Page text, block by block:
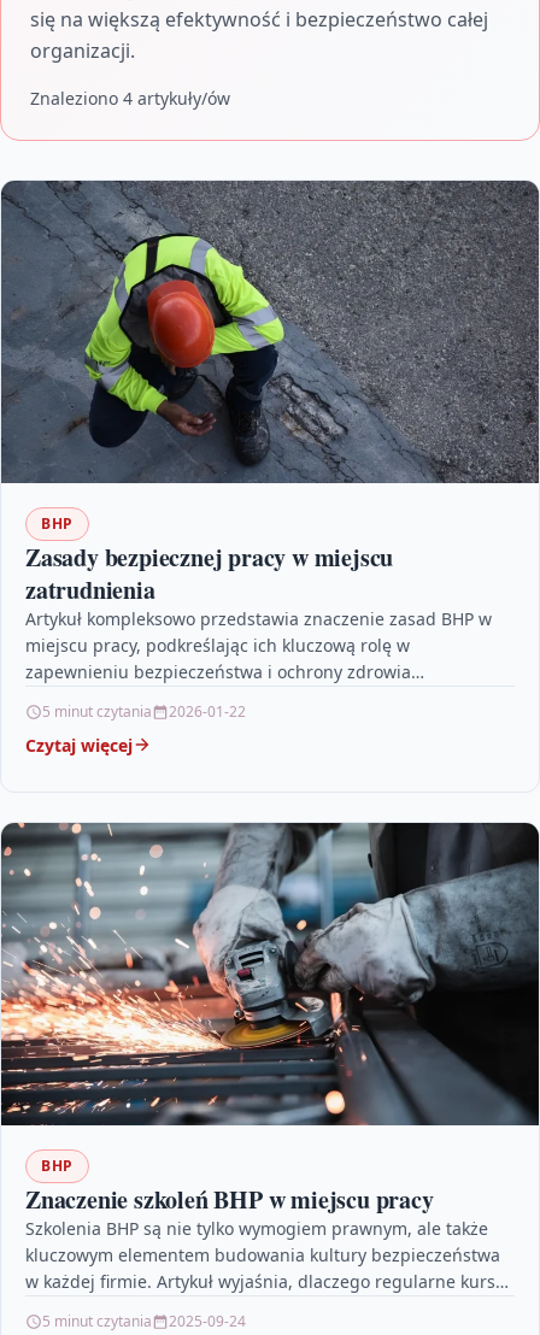
się na większą efektywność i bezpieczeństwo całej
organizacji.
Znaleziono 4 artykuły/ów
BHP
Zasady bezpiecznej pracy w miejscu
zatrudnienia
Artykuł kompleksowo przedstawia znaczenie zasad BHP w
miejscu pracy, podkreślając ich kluczową rolę w
zapewnieniu bezpieczeństwa i ochrony zdrowia
5 minut czytania 2026-01-22
Czytaj więcej
BHP
Znaczenie szkoleń BHP w miejscu pracy
Szkolenia BHP są nie tylko wymogiem prawnym, ale także
kluczowym elementem budowania kultury bezpieczeństwa
w każdej firmie. Artykuł wyjaśnia, dlaczego regularne kursy
5 minut czytania 2025-09-24